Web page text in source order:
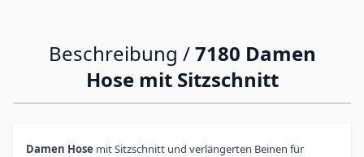
Beschreibung /7180 Damen
Hose mit Sitzschnitt
Damen Hose mit Sitzschnitt und verlängerten Beinen für